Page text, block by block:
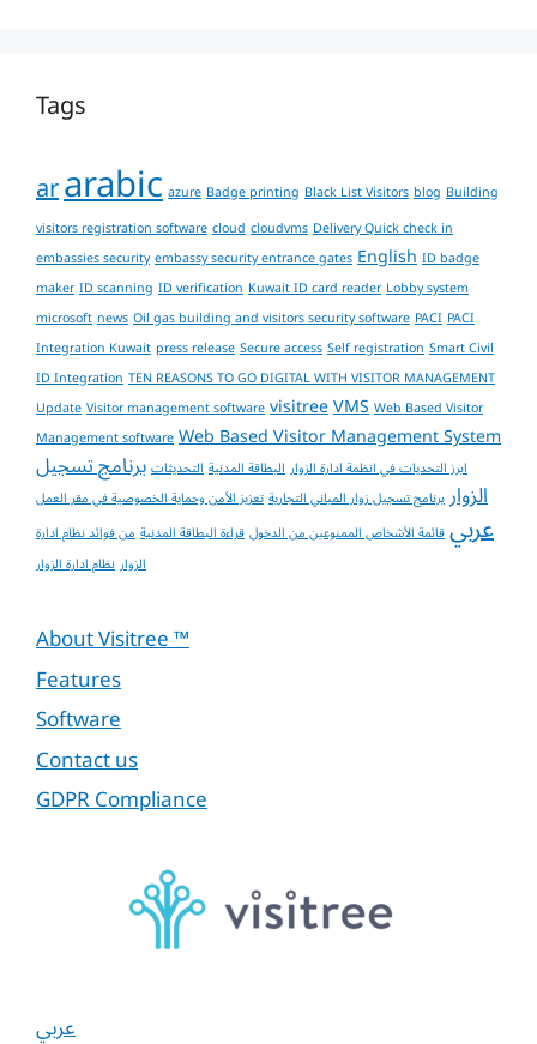
Tags
ararabicazureBadge printing Black List Visitorsblog Building
visitors registration softwarecloudcloudvmsDelivery Quick check in
embassies securityembassy security entrance gatesEnglishID badge
makerID scanning ID verificationKuwait ID card readerLobby system
microsoftnewsOil gas building and visitors security softwarePACIPACI
Integration Kuwaitpress releaseSecure accessSelf registrationSmart Civil
ID IntegrationTEN REASONS TO GO DIGITAL WITH VISITOR MANAGEMENT
UpdateVisitor management softwarevisitreeVMSWeb Based Visitor
Management softwareWeb Based Visitor Management System
ابرز التحديات في انظمة ادارة الزوارالبطاقة المدنيةالتحديثاتبرنامج تسجيل
الزواربرنامج تسجيل زوار المباني التجاريةتعزيز الأمن وحماية الخصوصية في مقر العمل
عربيقائمة الأشخاص الممنوعين من الدخولقراءة البطاقة المدنيةمن فوائد نظام ادارة
الزوارنظام ادارة الزوار
About Visitree ™
Features
Software
Contact us
GDPR Compliance
عربي